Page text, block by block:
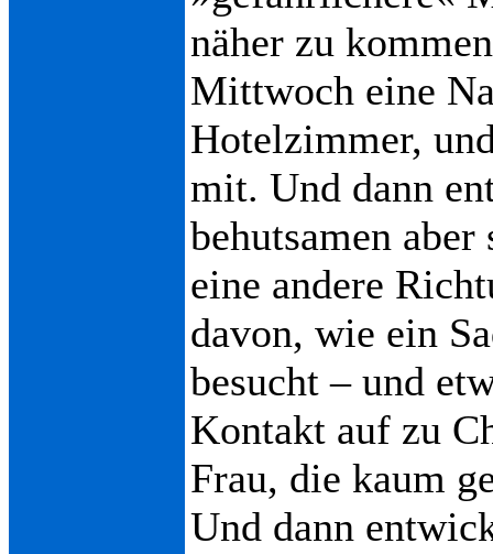
näher zu
Mittwoch eine
Hotelzimmer,
mit. Und dann
behutsamen
eine andere
davon, wie ein
besucht – und
Kontakt auf zu
Frau, die kaum
Und dann